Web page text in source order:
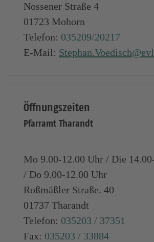
Nossener Straße 4
01723 Mohorn
Telefon: 035209/20217
E-Mail:
Öffnungszeiten
Pfarramt Tharandt
Mo 9.00-12.00 Uhr / Die
/ Do 9.00-12.00 Uhr
Roßmäßler Straße. 40
01737 Tharandt
Telefon: 035203 / 37351
Fax: 035203 / 33884